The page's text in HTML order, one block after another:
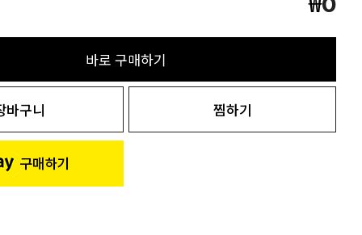
바로 구매하기
바구니 찜하기